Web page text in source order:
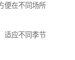
便在不同场所
适应不同季节